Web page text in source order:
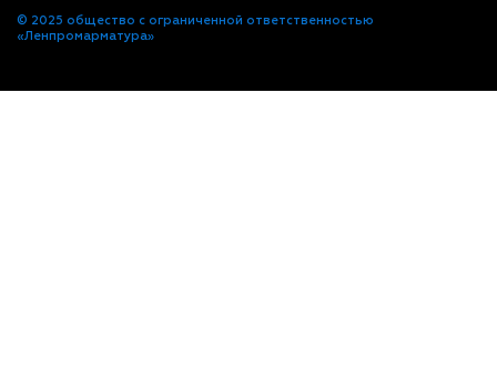
© 2025 общество с ограниченной ответственностью
«Ленпромарматура»